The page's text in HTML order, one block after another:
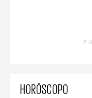
HORÓSCOPO